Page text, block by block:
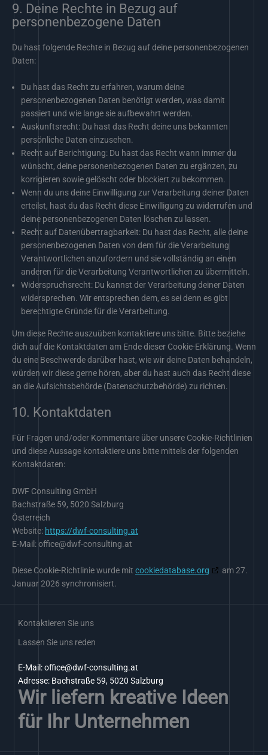
9. Deine Rechte in Bezug auf
personenbezogene Daten
Du hast folgende Rechte in Bezug auf deine personenbezogenen
Daten:
Du hast das Recht zu erfahren, warum deine
personenbezogenen Daten benötigt werden, was damit
passiert und wie lange sie aufbewahrt werden.
Auskunftsrecht: Du hast das Recht deine uns bekannten
persönliche Daten einzusehen.
Recht auf Berichtigung: Du hast das Recht wann immer du
wünscht, deine personenbezogenen Daten zu ergänzen, zu
korrigieren sowie gelöscht oder blockiert zu bekommen.
Wenn du uns deine Einwilligung zur Verarbeitung deiner Daten
erteilst, hast du das Recht diese Einwilligung zu widerrufen und
deine personenbezogenen Daten löschen zu lassen.
Recht auf Datenübertragbarkeit: Du hast das Recht, alle deine
personenbezogenen Daten von dem für die Verarbeitung
Verantwortlichen anzufordern und sie vollständig an einen
anderen für die Verarbeitung Verantwortlichen zu übermitteln.
Widerspruchsrecht: Du kannst der Verarbeitung deiner Daten
widersprechen. Wir entsprechen dem, es sei denn es gibt
berechtigte Gründe für die Verarbeitung.
Um diese Rechte auszuüben kontaktiere uns bitte. Bitte beziehe
dich auf die Kontaktdaten am Ende dieser Cookie-Erklärung. Wenn
du eine Beschwerde darüber hast, wie wir deine Daten behandeln,
würden wir diese gerne hören, aber du hast auch das Recht diese
an die Aufsichtsbehörde (Datenschutzbehörde) zu richten.
10. Kontaktdaten
Für Fragen und/oder Kommentare über unsere Cookie-Richtlinien
und diese Aussage kontaktiere uns bitte mittels der folgenden
Kontaktdaten:
DWF Consulting GmbH
Bachstraße 59, 5020 Salzburg
Österreich
Website: https://dwf-consulting.at
E-Mail:office@dwf-consulting.at
Diese Cookie-Richtlinie wurde mit cookiedatabase.org
am 27.
Januar 2026 synchronisiert.
Kontaktieren Sie uns
Lassen Sie uns reden
E-Mail: office@dwf-consulting.at
Adresse: Bachstraße 59, 5020 Salzburg
Wir liefern kreative Ideen
für Ihr Unternehmen